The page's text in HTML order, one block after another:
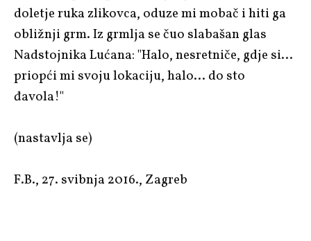
doletje ruka zlikovca, oduze mi mobač i hiti ga
obližnji grm. Iz grmlja se čuo slabašan glas
Nadstojnika Lućana: "Halo, nesretniče, gdje si…
priopći mi svoju lokaciju, halo… do sto
đavola!"
(nastavlja se)
F.B., 27. svibnja 2016., Zagreb